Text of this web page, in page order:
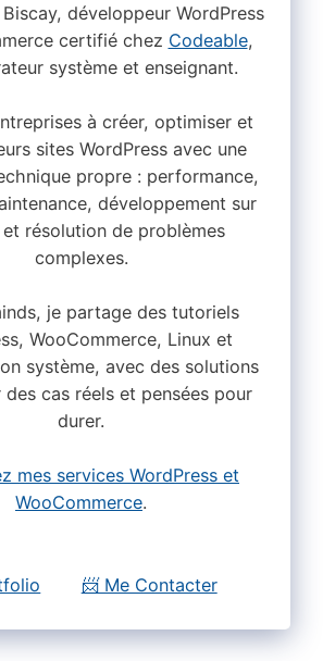
développeur WordPress
certifié chez Codeable,
système et enseignant.
à créer, optimiser et
sites WordPress avec une
propre : performance,
développement sur
et résolution de problèmes
complexes.
je partage des tutoriels
WooCommerce, Linux et
système, avec des solutions
des cas réels et pensées pour
durer.
mes services WordPress et
WooCommerce.
📨 Me Contacter